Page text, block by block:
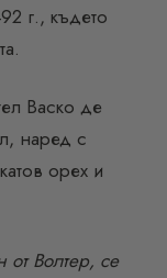
г., където
Васко де
наред с
орех и
от Волтер, се